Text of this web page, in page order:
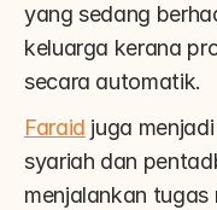
yang sedang
keluarga kerana
secara automatik.
Faraid juga
syariah dan
menjalankan tugas